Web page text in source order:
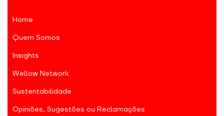
Home
Quem Somos
Insights
Wellow Network
Sustentabilidade
Opiniões, Sugestões ou Reclamações